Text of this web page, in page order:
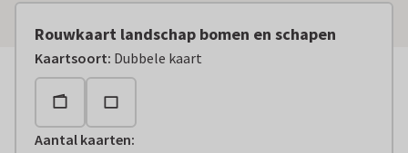
Rouwkaart landschap bomen en schapen
Kaartsoort: Dubbele kaart
Aantal kaarten: